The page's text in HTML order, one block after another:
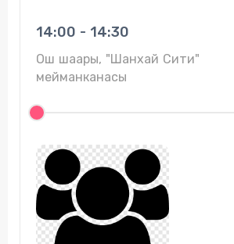
14:00 - 14:30
Ош шаары, "Шанхай Сити"
мейманканасы